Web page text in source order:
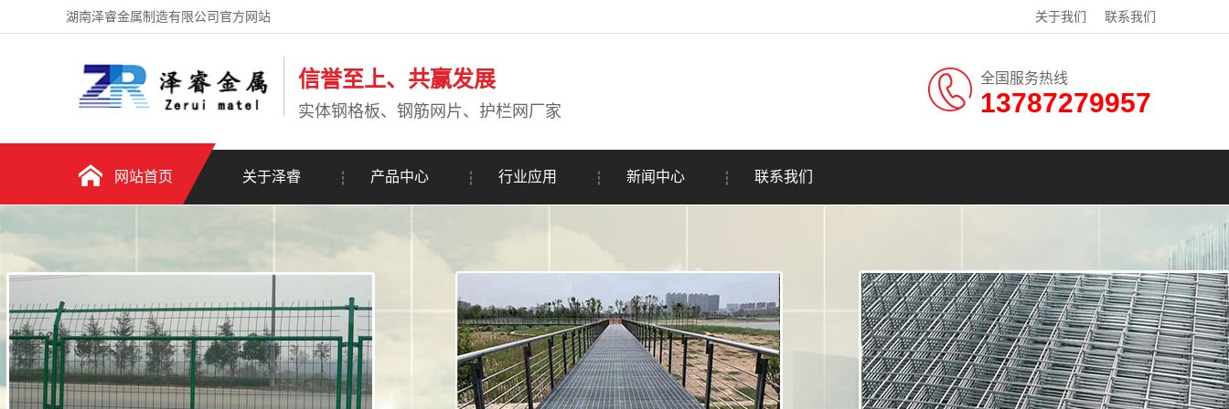
湖南泽睿金属制造有限公司官方网站 关于我们 联系我们
信誉至上、共赢发展
实体钢格板、钢筋网片、护栏网厂家
全国服务热线
13787279957
网站首页 关于泽睿 产品中心 行业应用 新闻中心 联系我们